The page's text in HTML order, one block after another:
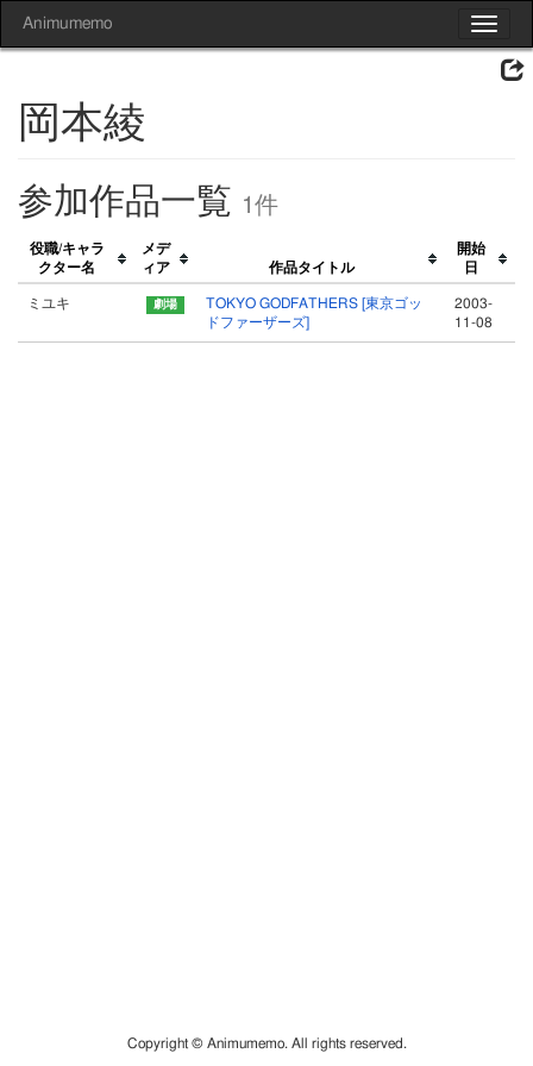
Toggle
Animumemo
岡本綾
参加作品一覧 1件
役職/キャラ
クター名
メデ
ィア
作品タイトル
開始
日
ミユキ
TOKYO GODFATHERS [東京ゴッ
ドファーザーズ]
2003-
11-08
Copyright © Animumemo. All rights reserved.